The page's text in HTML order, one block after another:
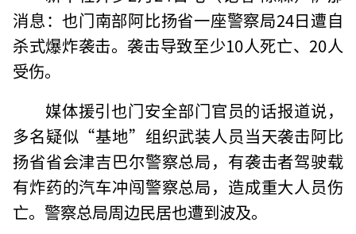
消息：也门南部阿比扬省一座警察局24日遭自
杀式爆炸袭击。袭击导致至少10人死亡、20人
受伤。
媒体援引也门安全部门官员的话报道说，
多名疑似“基地”组织武装人员当天袭击阿比
扬省省会津吉巴尔警察总局，有袭击者驾驶载
有炸药的汽车冲闯警察总局，造成重大人员伤
亡。警察总局周边民居也遭到波及。